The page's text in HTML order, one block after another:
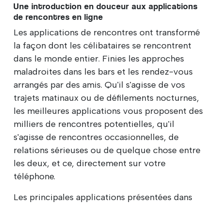
Une introduction en douceur aux applications
de rencontres en ligne
Les applications de rencontres ont transformé
la façon dont les célibataires se rencontrent
dans le monde entier. Finies les approches
maladroites dans les bars et les rendez-vous
arrangés par des amis. Qu'il s'agisse de vos
trajets matinaux ou de défilements nocturnes,
les meilleures applications vous proposent des
milliers de rencontres potentielles, qu'il
s'agisse de rencontres occasionnelles, de
relations sérieuses ou de quelque chose entre
les deux, et ce, directement sur votre
téléphone.
Les principales applications présentées dans